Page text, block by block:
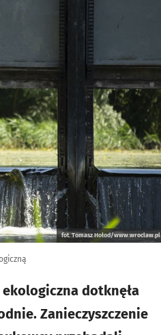
fot. Tomasz Hołod/www.wroclaw.pl
dotknęła
Zanieczyszczenie